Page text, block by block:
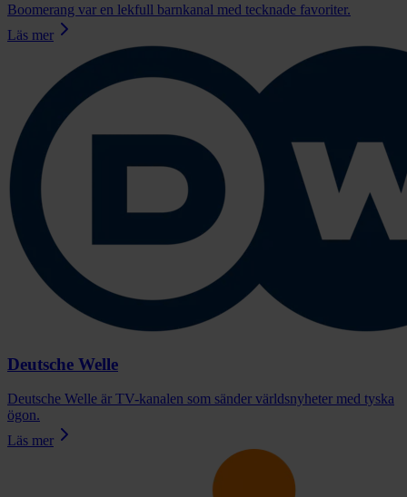
Boomerang var en lekfull barnkanal med tecknade favoriter.
Läs mer
Deutsche Welle
Deutsche Welle är TV-kanalen som sänder världsnyheter med tyska
ögon.
Läs mer